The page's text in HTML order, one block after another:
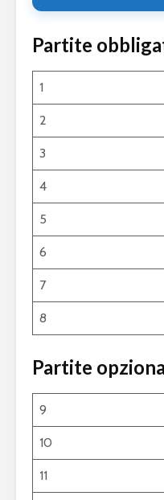
Partite
1
2
3
4
5
6
7
8
Partite
9
10
11